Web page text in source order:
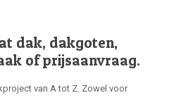
dak, dakgoten,
of prijsaanvraag.
van A tot Z. Zowel voor